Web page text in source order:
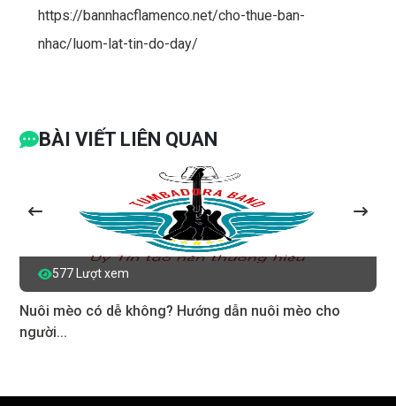
https://bannhacflamenco.net/cho-thue-ban-
nhac/luom-lat-tin-do-day/
BÀI VIẾT LIÊN QUAN
577 Lượt xem
Nuôi mèo có dễ không? Hướng dẫn nuôi mèo cho
người...